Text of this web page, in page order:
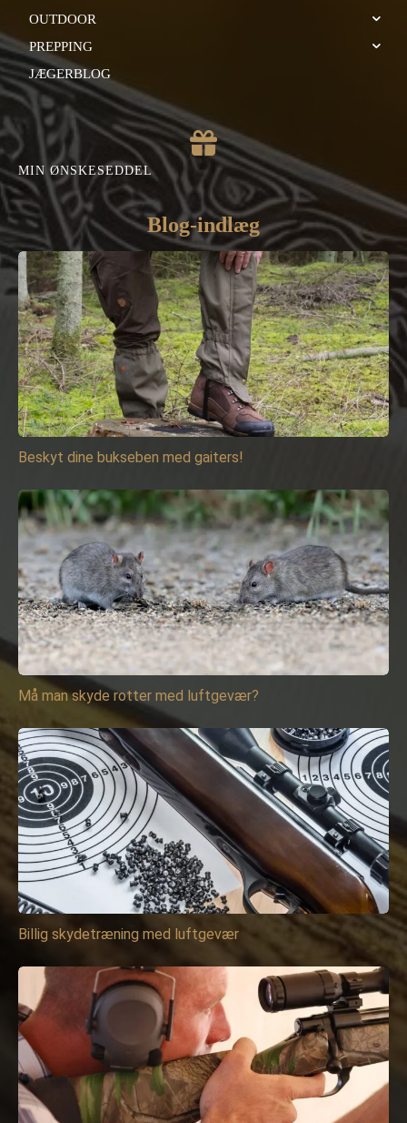
OUTDOOR
PREPPING
JÆGERBLOG
MIN ØNSKESEDDEL
Blog-indlæg
Beskyt dine bukseben med gaiters!
Må man skyde rotter med luftgevær?
Billig skydetræning med luftgevær